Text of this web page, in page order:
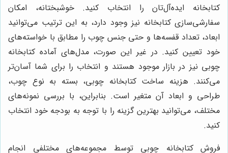
کتابخانه ایده‌آل‌تان را انتخاب کنید. خوشبختانه، امکان
سفارشی‌سازی کتابخانه نیز وجود دارد، به این ترتیب می‌توانید
ابعاد، تعداد قفسه‌ها و حتی جنس چوب را مطابق با خواسته‌های
خود تعیین کنید. در غیر این صورت، مدل‌های آماده کتابخانه
چوبی نیز در بازار موجود هستند و انتخاب را برای شما آسان‌تر
می‌کنند. هزینه ساخت کتابخانه چوبی، بسته به نوع چوب،
طراحی و ابعاد آن متغیر است. بنابراین، با بررسی نمونه‌های
مختلف، می‌توانید بهترین گزینه را با توجه به بودجه خود انتخاب
کنید.
فروش کتابخانه چوبی توسط مجموعه‌های مختلفی انجام